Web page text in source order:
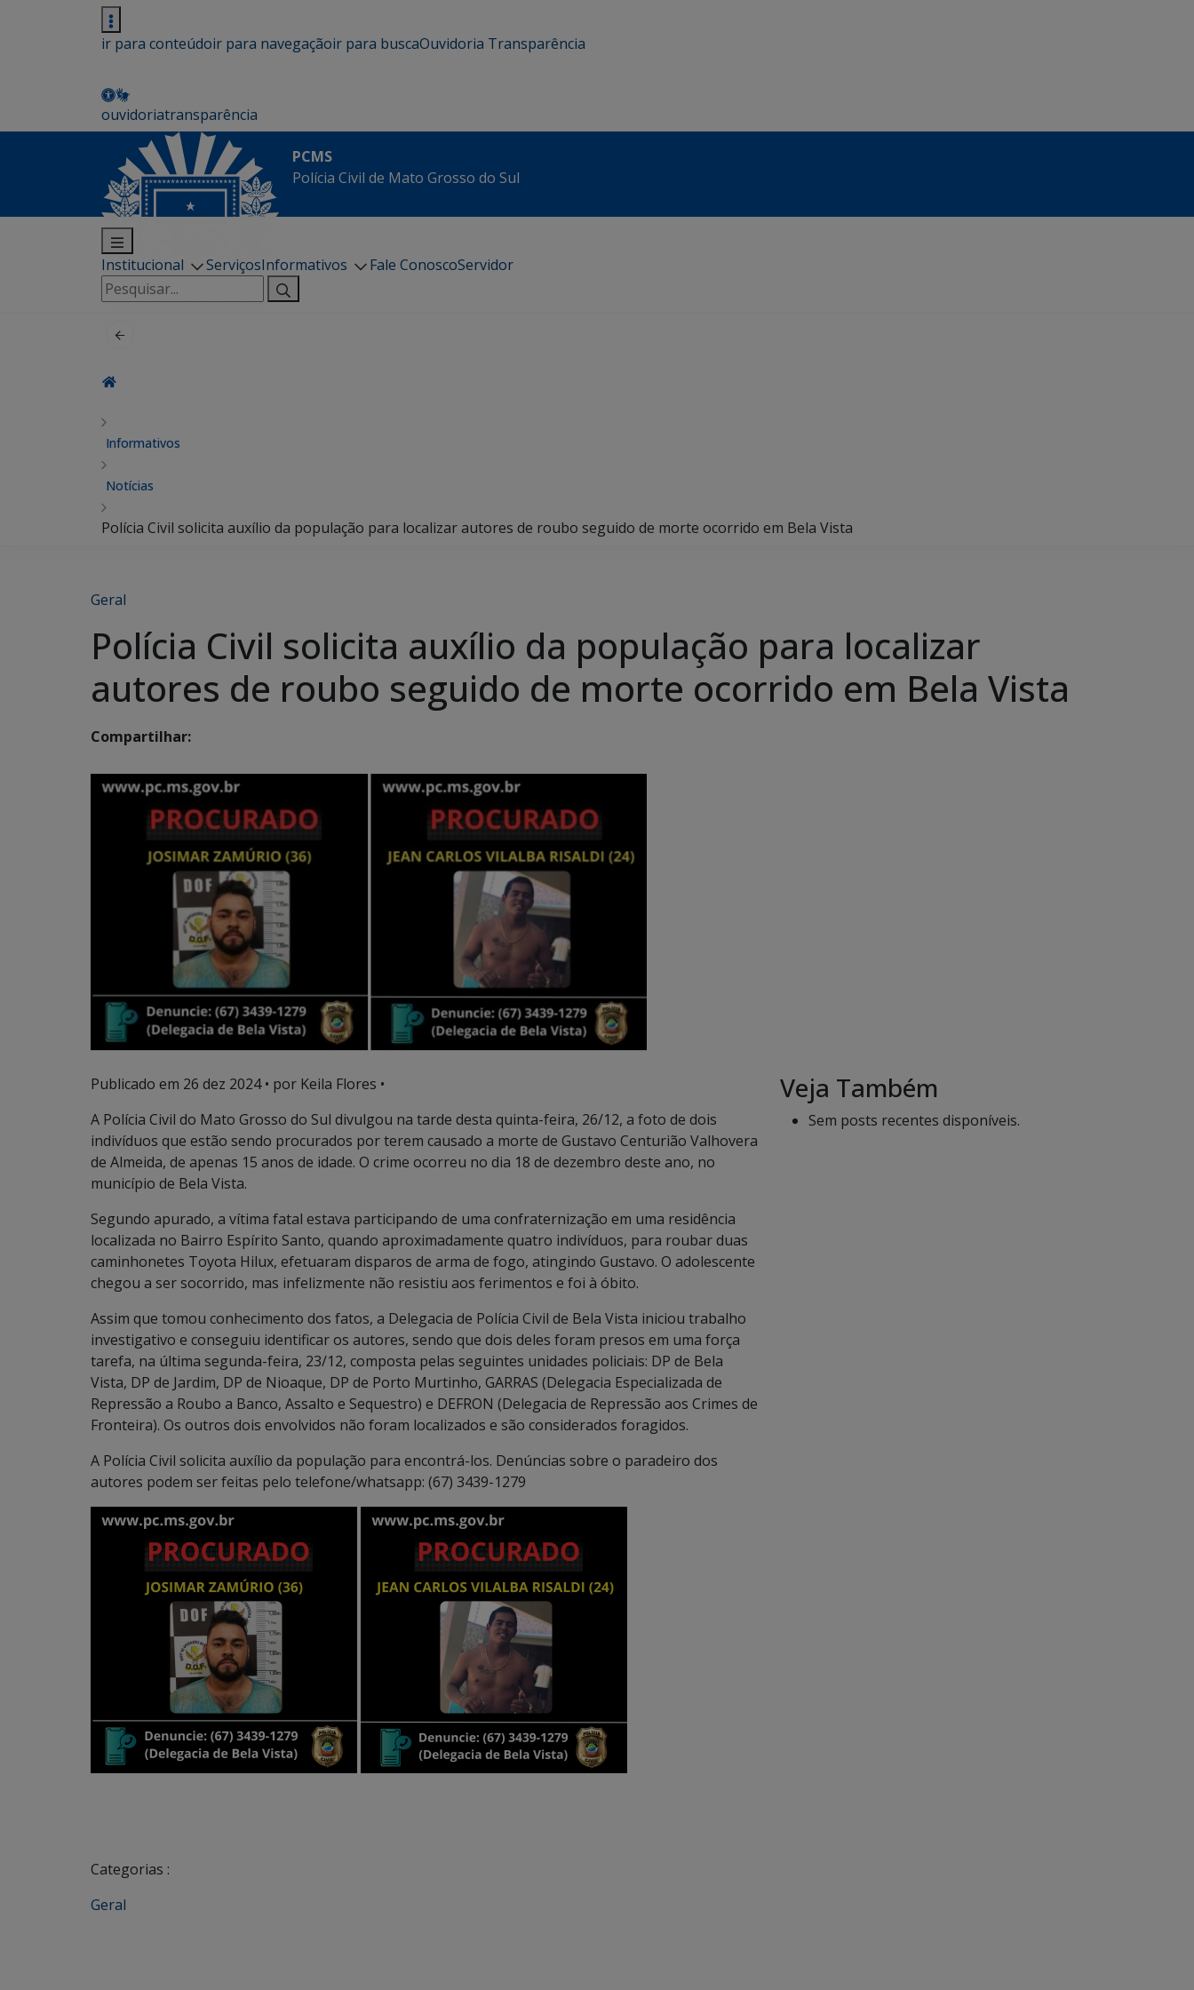
ir para conteúdoir para navegaçãoir para buscaOuvidoria Transparência
ouvidoriatransparência
PCMS
Polícia Civil de Mato Grosso do Sul
Institucional ServiçosInformativos Fale ConoscoServidor
Pesquisar
por:
Informativos
Notícias
Polícia Civil solicita auxílio da população para localizar autores de roubo seguido de morte ocorrido em Bela Vista
Geral
Polícia Civil solicita auxílio da população para localizar
autores de roubo seguido de morte ocorrido em Bela Vista
Compartilhar:
Publicado em 26 dez 2024• por Keila Flores •
A Polícia Civil do Mato Grosso do Sul divulgou na tarde desta quinta-feira, 26/12, a foto de dois
indivíduos que estão sendo procurados por terem causado a morte de Gustavo Centurião Valhovera
de Almeida, de apenas 15 anos de idade. O crime ocorreu no dia 18 de dezembro deste ano, no
município de Bela Vista.
Segundo apurado, a vítima fatal estava participando de uma confraternização em uma residência
localizada no Bairro Espírito Santo, quando aproximadamente quatro indivíduos, para roubar duas
caminhonetes Toyota Hilux, efetuaram disparos de arma de fogo, atingindo Gustavo. O adolescente
chegou a ser socorrido, mas infelizmente não resistiu aos ferimentos e foi à óbito.
Assim que tomou conhecimento dos fatos, a Delegacia de Polícia Civil de Bela Vista iniciou trabalho
investigativo e conseguiu identificar os autores, sendo que dois deles foram presos em uma força
tarefa, na última segunda-feira, 23/12, composta pelas seguintes unidades policiais: DP de Bela
Vista, DP de Jardim, DP de Nioaque, DP de Porto Murtinho, GARRAS (Delegacia Especializada de
Repressão a Roubo a Banco, Assalto e Sequestro) e DEFRON (Delegacia de Repressão aos Crimes de
Fronteira). Os outros dois envolvidos não foram localizados e são considerados foragidos.
A Polícia Civil solicita auxílio da população para encontrá-los. Denúncias sobre o paradeiro dos
autores podem ser feitas pelo telefone/whatsapp: (67) 3439-1279
Categorias :
Geral
Veja Também
Sem posts recentes disponíveis.